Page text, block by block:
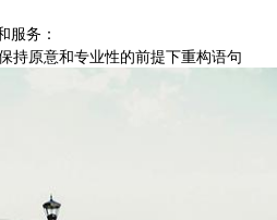
服务：
持原意和专业性的前提下重构语句